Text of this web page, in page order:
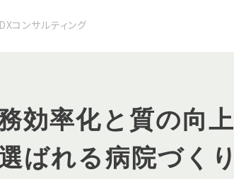
コンサルティング
効率化と質の向
ばれる病院づく